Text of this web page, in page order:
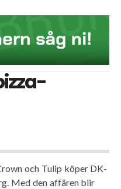
och Tulip köper DK-
Med den affären blir